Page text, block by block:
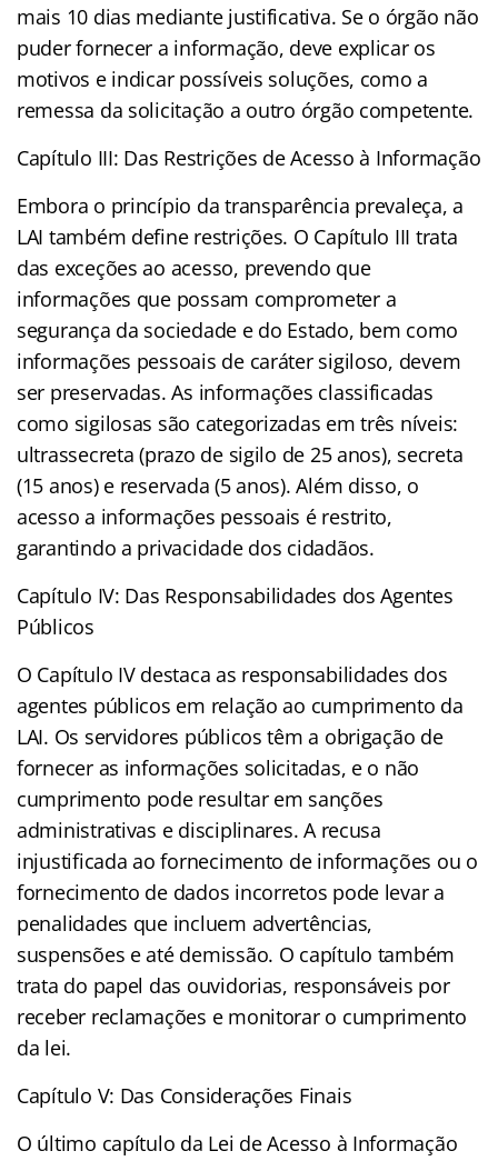
mais 10 dias mediante justificativa. Se o órgão não
puder fornecer a informação, deve explicar os
motivos e indicar possíveis soluções, como a
remessa da solicitação a outro órgão competente.
Capítulo III: Das Restrições de Acesso à Informação
Embora o princípio da transparência prevaleça, a
LAI também define restrições. O Capítulo III trata
das exceções ao acesso, prevendo que
informações que possam comprometer a
segurança da sociedade e do Estado, bem como
informações pessoais de caráter sigiloso, devem
ser preservadas. As informações classificadas
como sigilosas são categorizadas em três níveis:
ultrassecreta (prazo de sigilo de 25 anos), secreta
(15 anos) e reservada (5 anos). Além disso, o
acesso a informações pessoais é restrito,
garantindo a privacidade dos cidadãos.
Capítulo IV: Das Responsabilidades dos Agentes
Públicos
O Capítulo IV destaca as responsabilidades dos
agentes públicos em relação ao cumprimento da
LAI. Os servidores públicos têm a obrigação de
fornecer as informações solicitadas, e o não
cumprimento pode resultar em sanções
administrativas e disciplinares. A recusa
injustificada ao fornecimento de informações ou o
fornecimento de dados incorretos pode levar a
penalidades que incluem advertências,
suspensões e até demissão. O capítulo também
trata do papel das ouvidorias, responsáveis por
receber reclamações e monitorar o cumprimento
da lei.
Capítulo V: Das Considerações Finais
O último capítulo da Lei de Acesso à Informação